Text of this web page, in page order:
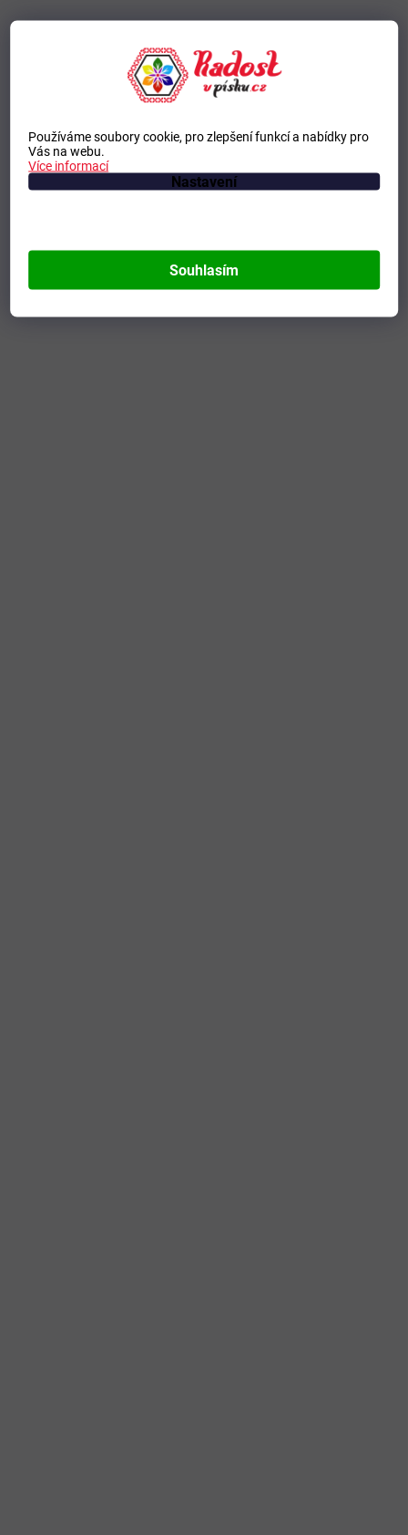
Používáme soubory cookie, pro zlepšení funkcí a nabídky pro
Vás na webu.
Více informací
Nastavení
Souhlasím